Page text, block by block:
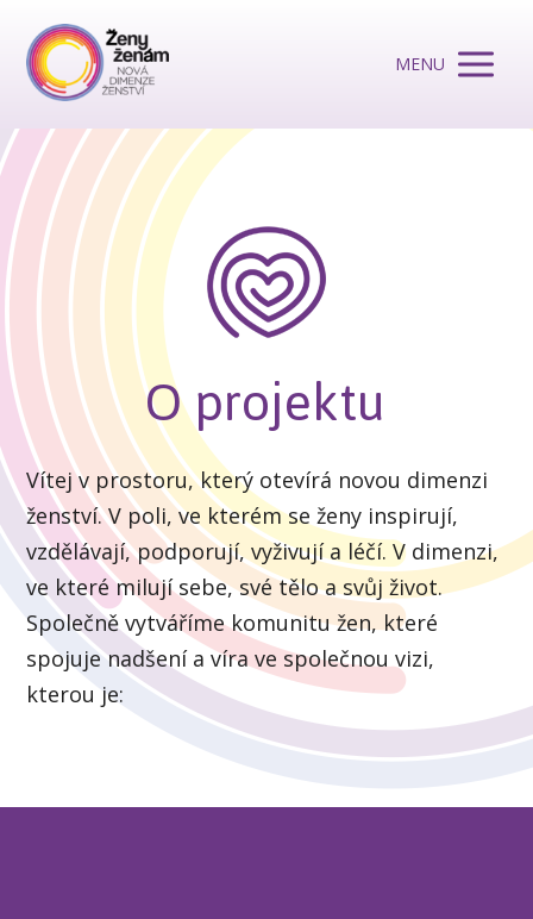
MENU
O projektu
Vítej v prostoru, který otevírá novou dimenzi
ženství. V poli, ve kterém se ženy inspirují,
vzdělávají, podporují, vyživují a léčí. V dimenzi,
ve které milují sebe, své tělo a svůj život.
Společně vytváříme komunitu žen, které
spojuje nadšení a víra ve společnou vizi,
kterou je: